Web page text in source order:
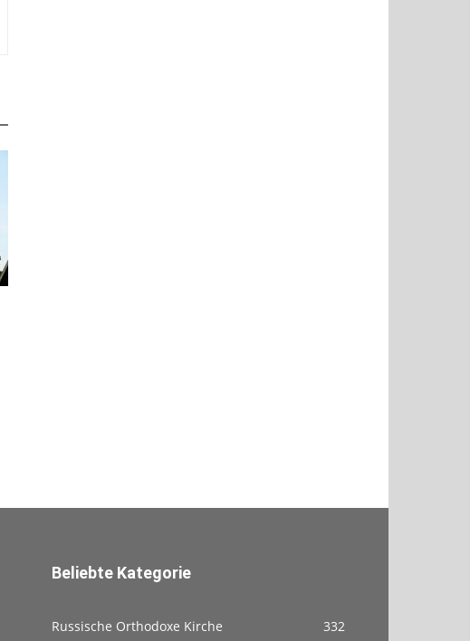
Beliebte Kategorie
Russische Orthodoxe Kirche 332